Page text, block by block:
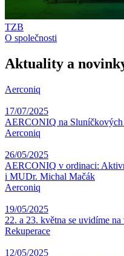
TZB
O společnosti
Aktuality a
Aerconiq
17/07/2025
AERCONIQ na Sluníčkových
Aerconiq
26/05/2025
AERCONIQ v ordinaci:
i MUDr. Michal Mačák
Aerconiq
19/05/2025
22. a 23. května se uvidíme
Rekuperace
12/05/2025